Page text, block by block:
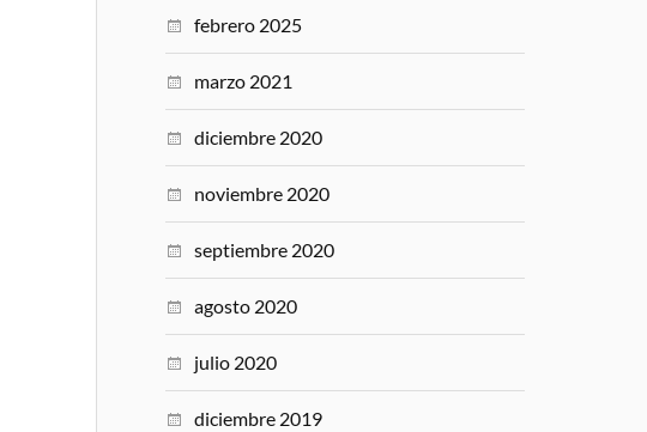
febrero 2025
marzo 2021
diciembre 2020
noviembre 2020
septiembre 2020
agosto 2020
julio 2020
diciembre 2019